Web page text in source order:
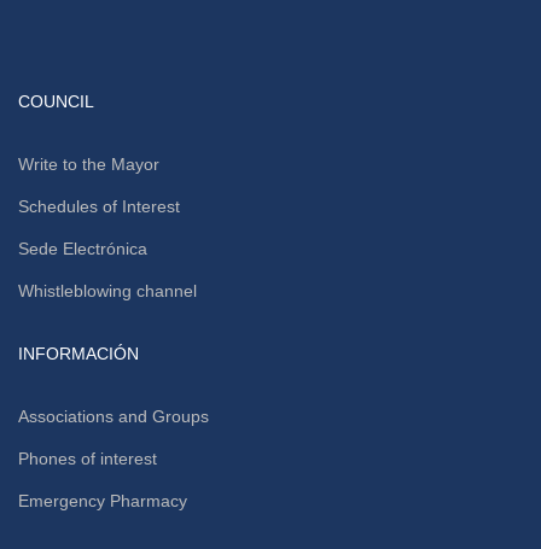
COUNCIL
Write to the Mayor
Schedules of Interest
Sede Electrónica
Whistleblowing channel
INFORMACIÓN
Associations and Groups
Phones of interest
Emergency Pharmacy